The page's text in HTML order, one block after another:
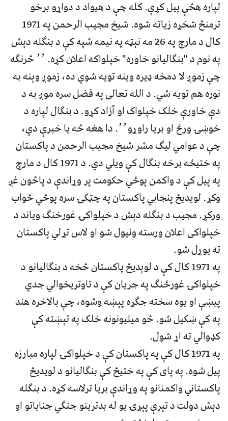
لپاره هڅې پیل کړې. کله چې د هیواد د دواړو برخو
ترمنځ شخړه زیاته شوه. شیخ مجیب الرحمن په 1971
کال د مارچ په 26 مه نېټه په نیمه شپه کې د بنګله دېش
په نوم د "بنګالیانو خاوره" خپلواکه اعلان کړه. ٬٬ څرنګه
چې زموږ لا دمخه ډیره وینه تویه شوي ده، زموږ وېنه به
نوره هم تویه شي. د الله تعالی په فضل سره موږ به د
دې خاورې خلک خپلواک او آزاد کړو. د بنګال لپاره د
خوښۍ ورځ او بریا راوړو٬٬. دا هغه څه یا خبرې دي،
چې د عوامي لیګ مشر شیخ مجیب الرحمن د پاکستان
په ختیځه برخه بنګال کې ویلي دي. د 1971 کال د مارچ
په پیل کې د واکمن پوځي حکومت پر وړاندې د پاڅون غږ
وکړ. لویدیځ پنجابي پاکستان په چټکۍ سره پوځي ځواب
ورکړ. مجیب د بنګله دېش د خپلواکۍ غورخنګ ویاند د
خپلواکی اعلان ورسته ونیول شو او لاس تړلي پاکستان
ته یوړل شو.
په 1971 کال کې د لوېدیځ پاکستان څخه د بنګالیانو د
خپلواکۍ غورځنګ په جریان کې د تاوتریخوالي جدي
پیښې او یوه سخته جګړه پېښه وشوه، چې بالاخره هند
په کې ښکیل شو. څو میلیونونه خلک په تېښته کې
کډوالي ته اړ شول.
په 1971 کال کې په پاکستان کې د خپلواکۍ لپاره مبارزه
پیل شوه. په پای کې په ختیځ کې بنګالیانو د لویدیځ
پاکستاني واکمنانو په وړاندې بریا ترلاسه کړه. د بنګله
دېش دولت د تېرې پېړۍ یو له بدترینو جنګي جنایاتو او